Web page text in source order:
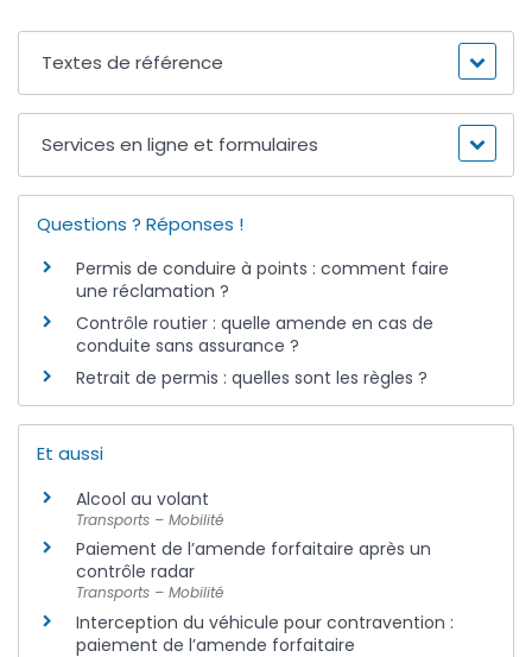
Textes de référence
Services en ligne et formulaires
Questions ? Réponses !
Permis de conduire à points : comment faire
une réclamation ?
Contrôle routier : quelle amende en cas de
conduite sans assurance ?
Retrait de permis : quelles sont les règles ?
Et aussi
Alcool au volant
Transports – Mobilité
Paiement de l’amende forfaitaire après un
contrôle radar
Transports – Mobilité
Interception du véhicule pour contravention :
paiement de l’amende forfaitaire